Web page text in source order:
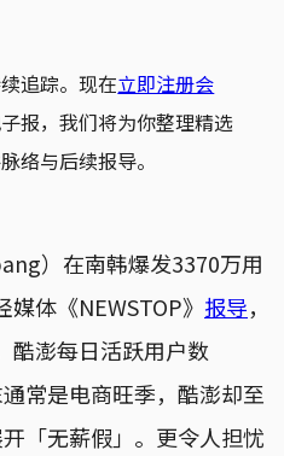
追踪。现在立即注册会
报，我们将为你整理精选
络与后续报导。
）在南韩爆发3370万用
体《NEWSTOP》 报导，
酷澎每日活跃用户数
通常是电商旺季，酷澎却至
「无薪假」。更令人担忧